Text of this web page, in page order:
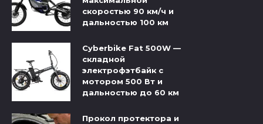
скоростью 90 км/ч и
дальностью 100 км
Cyberbike Fat 500W —
складной
электрофэтбайк с
мотором 500 Вт и
дальностью до 60 км
Прокол протектора и